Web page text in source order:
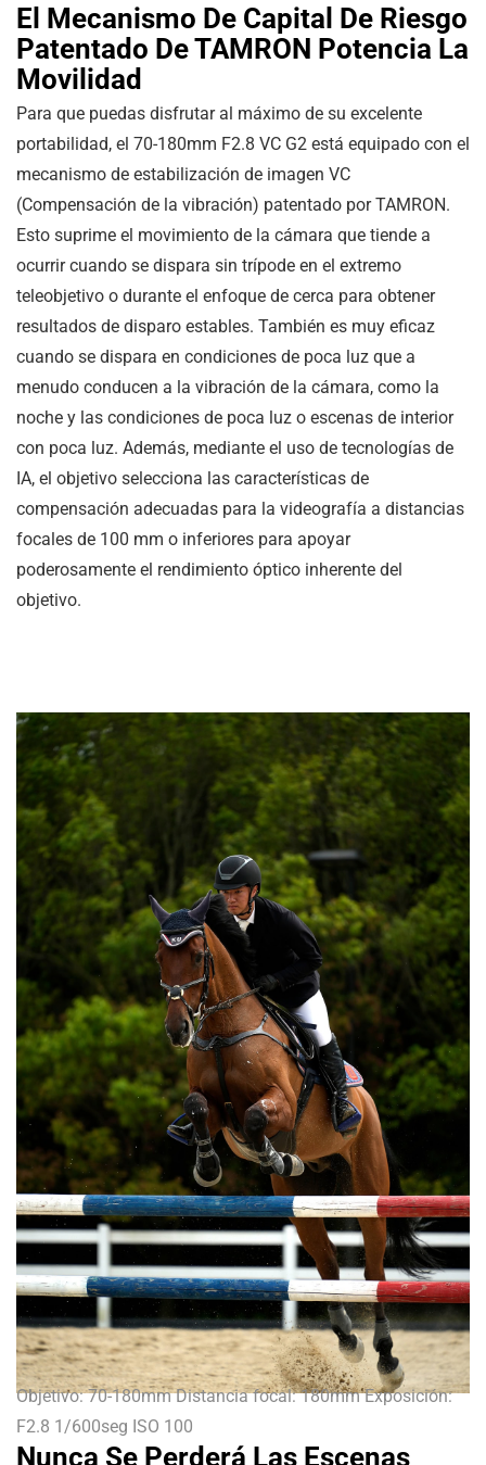
El Mecanismo De Capital De Riesgo
Patentado De TAMRON Potencia La
Movilidad
Para que puedas disfrutar al máximo de su excelente
portabilidad, el 70-180mm F2.8 VC G2 está equipado con el
mecanismo de estabilización de imagen VC
(Compensación de la vibración) patentado por TAMRON.
Esto suprime el movimiento de la cámara que tiende a
ocurrir cuando se dispara sin trípode en el extremo
teleobjetivo o durante el enfoque de cerca para obtener
resultados de disparo estables. También es muy eficaz
cuando se dispara en condiciones de poca luz que a
menudo conducen a la vibración de la cámara, como la
noche y las condiciones de poca luz o escenas de interior
con poca luz. Además, mediante el uso de tecnologías de
IA, el objetivo selecciona las características de
compensación adecuadas para la videografía a distancias
focales de 100 mm o inferiores para apoyar
poderosamente el rendimiento óptico inherente del
objetivo.
Nunca Se Perderá Las Escenas
Objetivo: 70-180mm Distancia focal: 180mm Exposición:
F2.8 1/600seg ISO 100